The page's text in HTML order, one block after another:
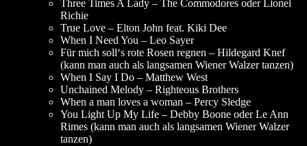
Three Times A Lady – The Commodores oder Lionel
Richie
True Love – Elton John feat. Kiki Dee
When I Need You – Leo Sayer
Für mich soll‘s rote Rosen regnen – Hildegard Knef
(kann man auch als langsamen Wiener Walzer tanzen)
When I Say I Do – Matthew West
Unchained Melody – Righteous Brothers
When a man loves a woman – Percy Sledge
You Light Up My Life – Debby Boone oder Le Ann
Rimes (kann man auch als langsamen Wiener Walzer
tanzen)